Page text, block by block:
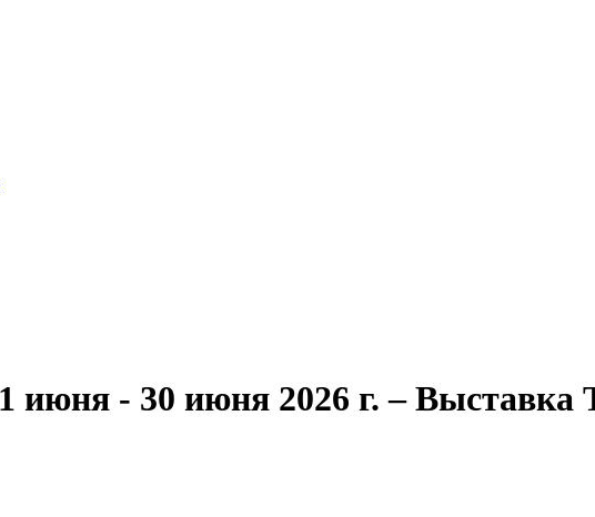
июня - 30 июня 2026 г. –